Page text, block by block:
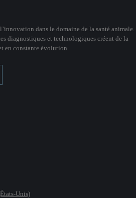
dans le domaine de la santé animale.
diagnostiques et technologiques créent de la
en constante évolution.
Unis)